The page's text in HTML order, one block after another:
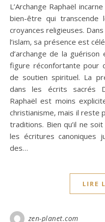
L’Archange Raphaël
bien-être qui transcende
croyances religieuses.
l’islam, sa présence est
d’archange de la
figure réconfortante pour
de soutien spirituel. La
dans les écrits sacrés
Raphaël est moins
christianisme, mais il
traditions. Bien qu’il ne
les écritures canoniques
des…
LIRE
zen-planet.com